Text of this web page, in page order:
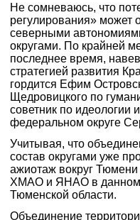
Не сомневаюсь, что
регулирования» может
северными
округами. По крайней
последнее время,
стратегией развития
гордится Ефим
Щедровицкого по
советник по идеологии
федеральном округе
Учитывая, что
состав округами уже
ажиотаж вокруг Тюмени
ХМАО и ЯНАО в данном
Тюменской области.
Объединение